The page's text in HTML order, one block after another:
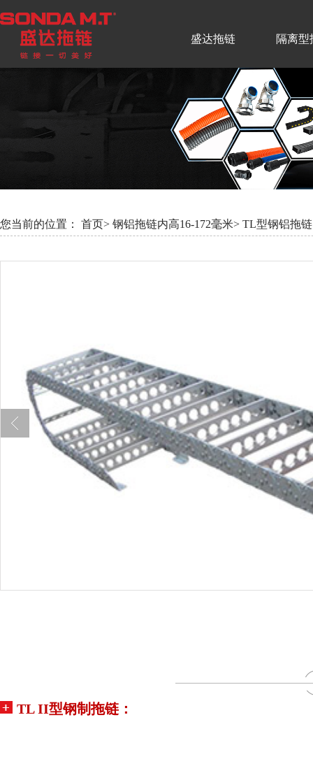
盛达拖链 隔离型
您当前的位置： 首页> 钢铝拖链内高16-172毫米> TL型钢铝拖
TL II型钢制拖链：